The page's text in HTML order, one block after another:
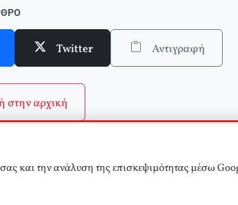
Twitter Αντιγραφή
στην αρχική
και την ανάλυση της επισκεψιμότητας μέσω